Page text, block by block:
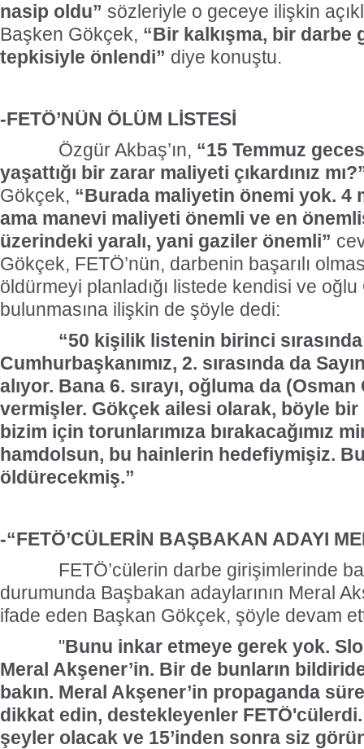
nasip oldu” sözleriyle o geceye ilişkin
Başken Gökçek, “Bir kalkışma, bir darbe
tepkisiyle önlendi” diye konuştu.
-FETÖ’NÜN ÖLÜM LİSTESİ
Özgür Akbaş’ın, “15 Temmuz
yaşattığı bir zarar maliyeti çıkardınız
Gökçek, “Burada maliyetin önemi yok. 4
ama manevi maliyeti önemli ve en
üzerindeki yaralı, yani gaziler önemli”
Gökçek, FETÖ’nün, darbenin başarılı
öldürmeyi planladığı listede kendisi ve
bulunmasına ilişkin de şöyle dedi:
“50 kişilik listenin birinci sırasında
Cumhurbaşkanımız, 2. sırasında da
alıyor. Bana 6. sırayı, oğluma da (Osman
vermişler. Gökçek ailesi olarak, böyle
bizim için torunlarımıza bırakacağımız
hamdolsun, bu hainlerin hedefiymişiz.
öldürecekmiş.”
-“FETÖ’CÜLERİN BAŞBAKAN ADAYI
FETÖ’cülerin darbe girişimlerinde
durumunda Başbakan adaylarının Meral
ifade eden Başkan Gökçek, şöyle devam
"Bunu inkar etmeye gerek yok.
Meral Akşener’in. Bir de bunların
bakın. Meral Akşener’in propaganda
dikkat edin, destekleyenler
şeyler olacak ve 15’inden sonra siz